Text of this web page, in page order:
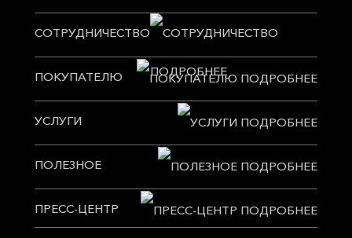
СОТРУДНИЧЕСТВО
ПОКУПАТЕЛЮ
УСЛУГИ
ПОЛЕЗНОЕ
ПРЕСС-ЦЕНТР